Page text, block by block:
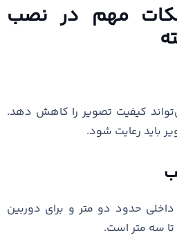
مهم در نصب
کیفیت تصویر را کاهش دهد.
باید رعایت شود.
داخلی حدود دو متر و برای دوربین
سه متر است.